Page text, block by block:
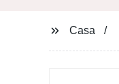
Casa